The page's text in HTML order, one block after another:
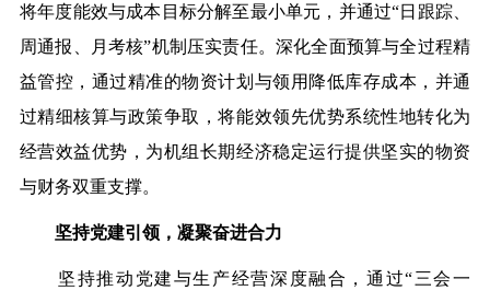
将年度能效与成本目标分解至最小单元，并通过“日跟踪、
周通报、月考核”机制压实责任。深化全面预算与全过程精
益管控，通过精准的物资计划与领用降低库存成本，并通
过精细核算与政策争取，将能效领先优势系统性地转化为
经营效益优势，为机组长期经济稳定运行提供坚实的物资
与财务双重支撑。
坚持党建引领，凝聚奋进合力
坚持推动党建与生产经营深度融合，通过“三会一